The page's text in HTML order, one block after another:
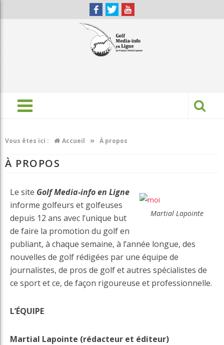
Vous êtes ici : Accueil » À propos
À PROPOS
Martial Lapointe
Le site Golf Media-info en Ligne
informe golfeurs et golfeuses
depuis 12 ans avec l’unique but
de faire la promotion du golf en
publiant, à chaque semaine, à l’année longue, des
nouvelles de golf rédigées par une équipe de
journalistes, de pros de golf et autres spécialistes de
ce sport et ce, de façon rigoureuse et professionnelle.
L’ÉQUIPE
Martial Lapointe (rédacteur et éditeur)